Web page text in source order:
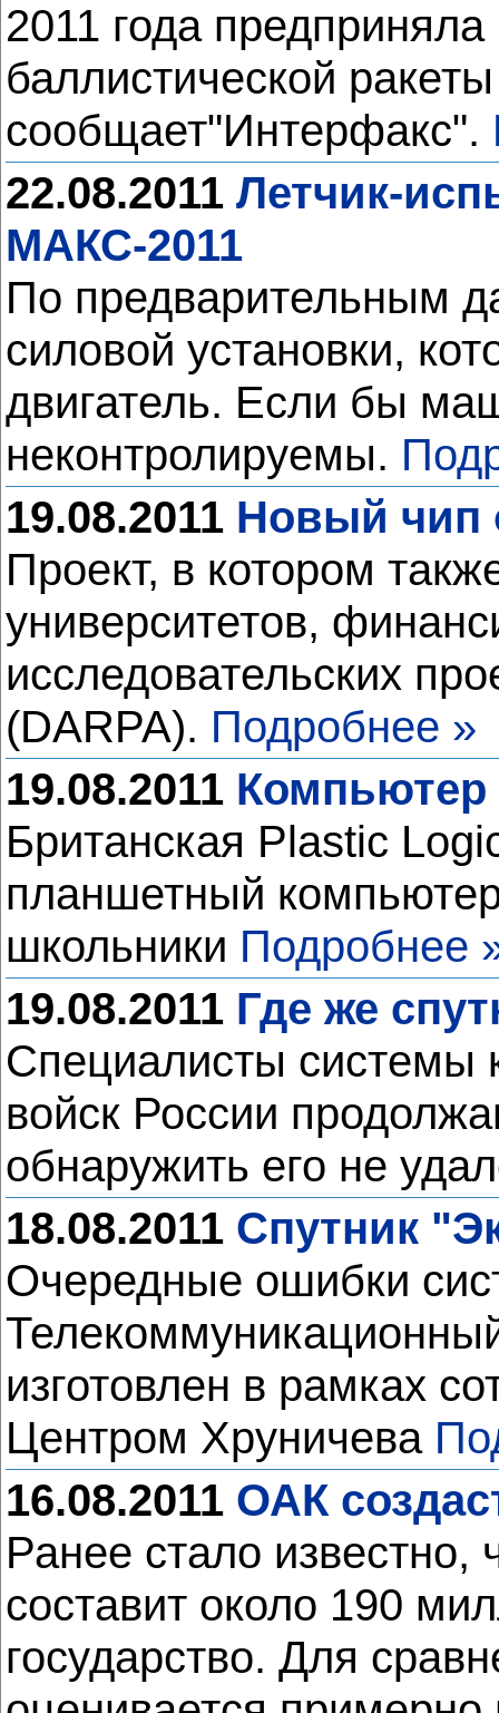
2011 года
баллистической
сообщает"Интерфакс".
22.08.2011 Летчик-
МАКС-2011
По предварительным
силовой установки,
двигатель. Если бы
неконтролируемы.
19.08.2011 Новый чип
Проект, в котором
университетов,
исследовательских
(DARPA). Подробнее »
19.08.2011 Компьютер
Британская Plastic
планшетный
школьники Подробнее
19.08.2011 Где же
Специалисты системы
войск России
обнаружить его не
18.08.2011 Спутник
Очередные ошибки
изготовлен в рамках
Центром Хруничева
16.08.2011 ОАК
Ранее стало
составит около 190
государство. Для